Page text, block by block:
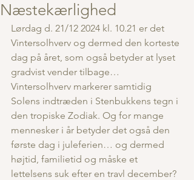
Næstekærlighed
Lørdag d. 21/12 2024 kl. 10.21 er det
Vintersolhverv og dermed den korteste
dag på året, som også betyder at lyset
gradvist vender tilbage…
Vintersolhverv markerer samtidig
Solens indtræden i Stenbukkens tegn i
den tropiske Zodiak. Og for mange
mennesker i år betyder det også den
første dag i juleferien… og dermed
højtid, familietid og måske et
lettelsens suk efter en travl december?